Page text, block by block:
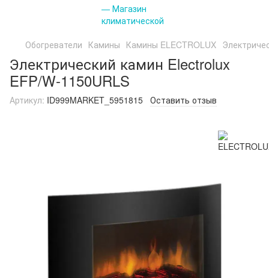
Обогреватели Камины Камины ELECTROLUX
Электрический камин Electrolux
EFP/W-1150URLS
Артикул: ID999MARKET_5951815 Оставить отзыв